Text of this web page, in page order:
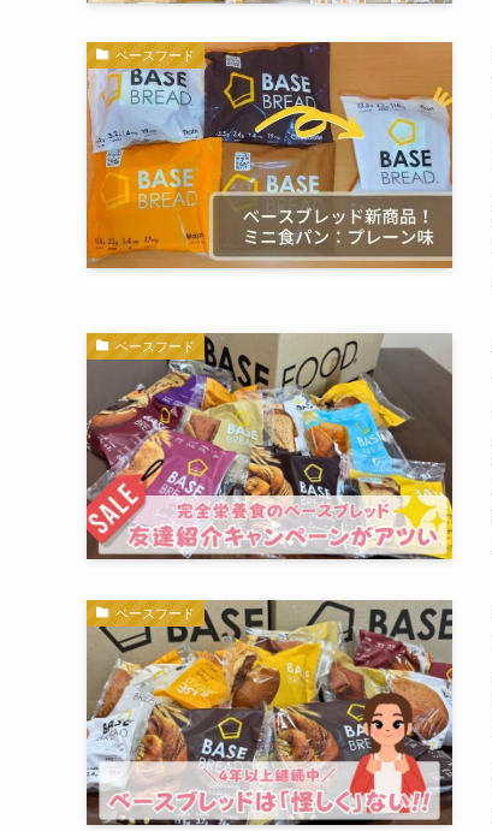
ベースフード
ベースフード
ベースフード